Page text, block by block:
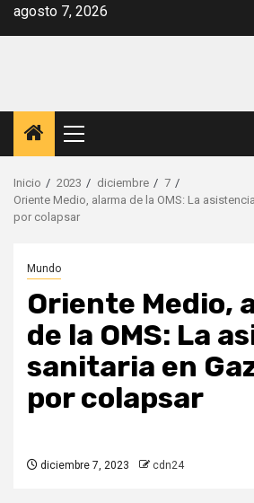
Saltar
agosto 7, 2026
Menú
principal
Inicio 2023 diciembre
7
Oriente Medio, alarma de la OMS: La
por colapsar
Mundo
Oriente Medio,
de la OMS: La
sanitaria en
por colapsar
diciembre 7, 2023 cdn24